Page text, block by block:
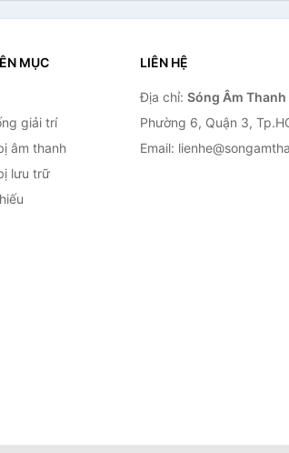
MỤC
giải trí
âm thanh
lưu trữ
LIÊN HỆ
Địa chỉ: Sóng Âm Thanh
Phường 6, Quận 3,
Email: